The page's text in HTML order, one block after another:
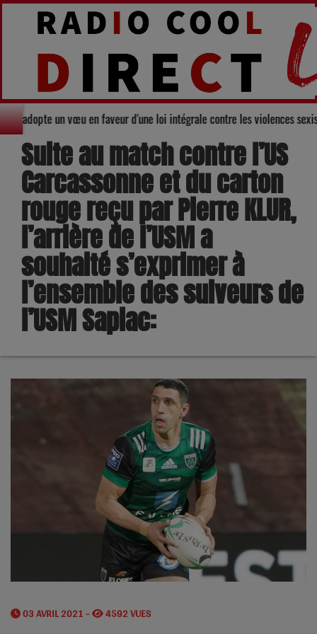
départemental du Gers adopte un vœu en faveur d'une loi intégrale
Suite au match contre l’US
Carcassonne et du carton
rouge reçu par Pierre KLUR,
l’arrière de l’USM a
souhaité s’exprimer à
l’ensemble des suiveurs de
l’USM Sapiac:
03 AVRIL 2021 - 4592 VUES